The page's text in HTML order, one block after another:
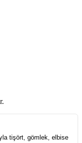
tişört, gömlek, elbise